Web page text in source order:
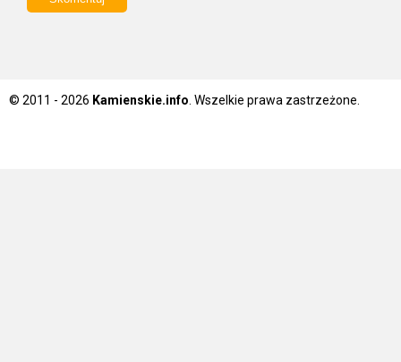
© 2011 - 2026 Kamienskie.info . Wszelkie prawa zastrzeżone.